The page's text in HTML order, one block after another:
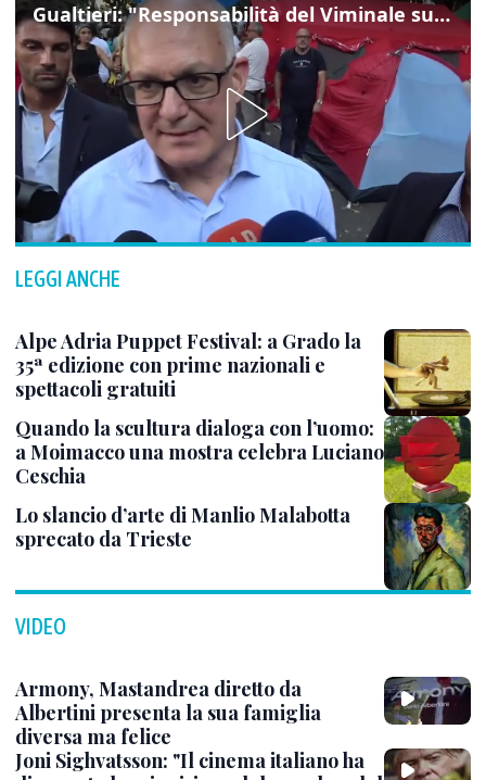
Gualtieri: "Responsabilità del Viminale su Spin Time? La posizione dei partiti è nota"
LEGGI ANCHE
Alpe Adria Puppet Festival: a Grado la
35ª edizione con prime nazionali e
spettacoli gratuiti
Quando la scultura dialoga con l’uomo:
a Moimacco una mostra celebra Luciano
Ceschia
Lo slancio d’arte di Manlio Malabotta
sprecato da Trieste
VIDEO
Armony, Mastandrea diretto da
Albertini presenta la sua famiglia
diversa ma felice
Joni Sighvatsson: "Il cinema italiano ha